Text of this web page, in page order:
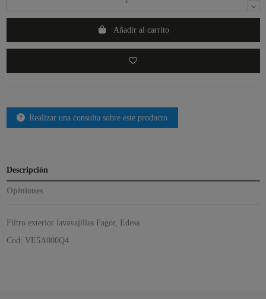
Añadir al carrito
Realizar una consulta sobre este producto
Descripción
Opiniones
Filtro exterior lavavajillas Fagor, Edesa
Cod: VE5A000Q4